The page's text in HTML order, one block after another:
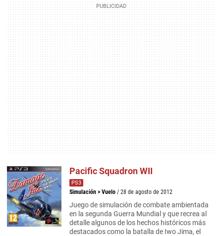
Pacific Squadron WII
PS3
Simulación > Vuelo / 28 de agosto de 2012
Juego de simulación de combate ambientada
en la segunda Guerra Mundial y que recrea al
detalle algunos de los hechos históricos más
destacados como la batalla de Iwo Jima, el